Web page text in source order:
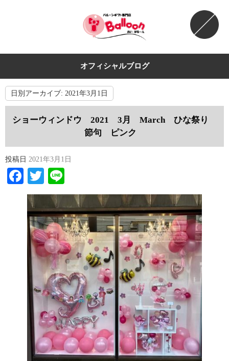
オフィシャルブログ
日別アーカイブ: 2021年3月1日
ショーウィンドウ 2021 3月 March ひな祭り
節句 ピンク
投稿日 2021年3月1日
Facebook
Twitter